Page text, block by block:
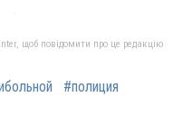
щоб повідомити про це редакцію
#полиция